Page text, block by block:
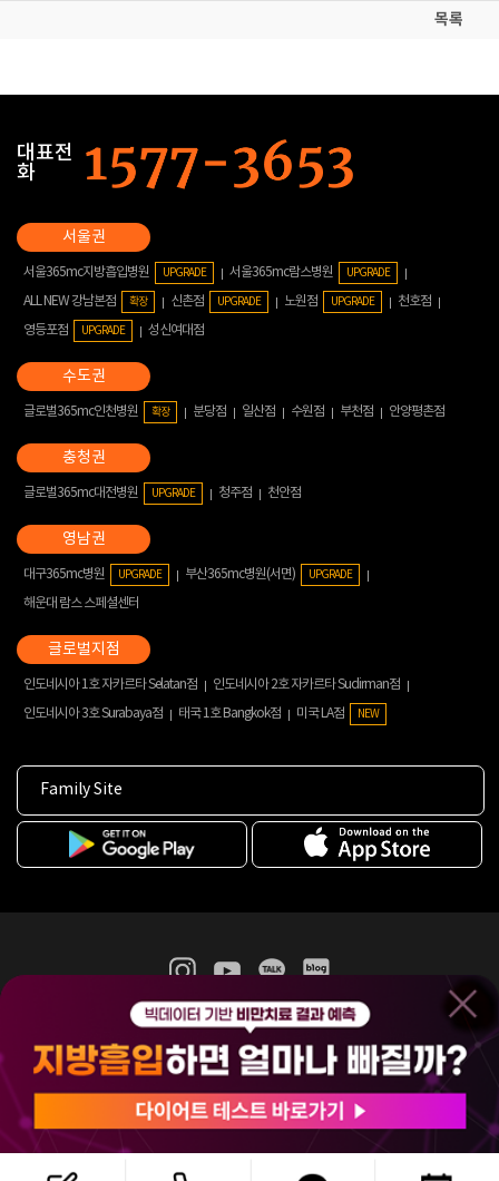
목록
대표전
화
서울365mc지방흡입병원 UPGRADE 서울365mc람스병원 UPGRADE
ALL NEW 강남본점 확장 신촌점 UPGRADE 노원점 UPGRADE
천호점
영등포점
UPGRADE 성신여대점
글로벌365mc인천병원 확장 분당점 일산점 수원점 부천점 안양평촌점
글로벌365mc대전병원 UPGRADE 청주점 천안점
대구365mc병원 UPGRADE 부산365mc병원(서면) UPGRADE
해운대 람스 스페셜센터
인도네시아 1호 자카르타 Selatan점
인도네시아 2호 자카르타 Sudirman점
인도네시아 3호 Surabaya점
태국 1호 Bangkok점 미국 LA점 NEW
Family Site
365mc 병·의원 이용약관
홈페이지 이용약관
비급여진료수가
(주)365mcㅣ서울특별시 서초구 서초대로52길 7, 3~4층(서초동, 제일빌딩)
120-87-04354ㅣ김남철
COPYRIGHT(C) 2025 365mc. ALL RIGHTS RESERVED.